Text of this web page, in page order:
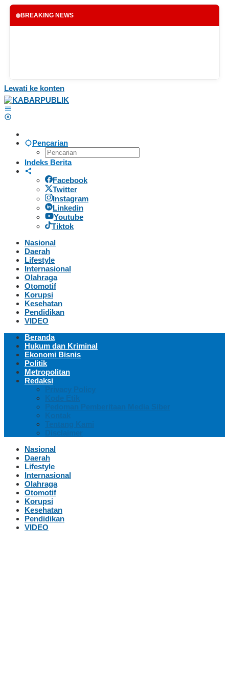
BREAKING NEWS
Lewati ke konten
Pencarian
Indeks Berita
Facebook
Twitter
Instagram
Linkedin
Youtube
Tiktok
Nasional
Daerah
Lifestyle
Internasional
Olahraga
Otomotif
Korupsi
Kesehatan
Pendidikan
VIDEO
Beranda
Hukum dan Kriminal
Ekonomi Bisnis
Politik
Metropolitan
Redaksi
Privacy Policy
Kode Etik
Pedoman Pemberitaan Media Siber
Kontak
Tentang Kami
Disclaimer
Nasional
Daerah
Lifestyle
Internasional
Olahraga
Otomotif
Korupsi
Kesehatan
Pendidikan
VIDEO